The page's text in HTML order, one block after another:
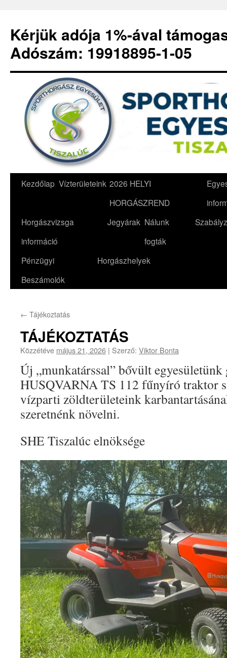
Kérjük adója 1%-ával
Adószám: 19918895-1-05
Kilépés
tartalomba
Kezdőlap Vízterületeink 2026 HELYI
HORGÁSZREND
Horgászvizsga
információ
Jegyárak Nálunk
fogták
Pénzügyi
Beszámolók
Horgászhelyek
← Tájékoztatás
TÁJÉKOZTATÁS
Közzétéve május 21, 2026 | Szerző: Viktor Bonta
Új „munkatárssal” bővült
HUSQVARNA TS 112 fűnyíró traktor
vízparti zöldterületeink
szeretnénk növelni.
SHE Tiszalúc elnöksége